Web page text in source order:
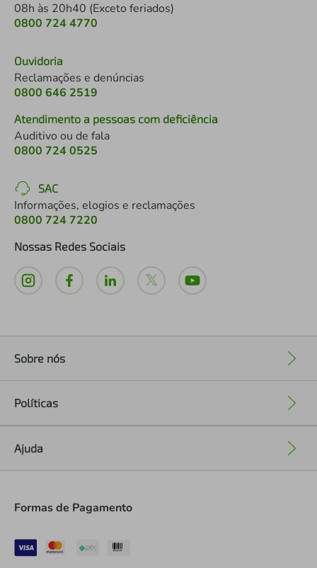
08h às 20h40 (Exceto feriados)
0800 724 4770
Ouvidoria
Reclamações e denúncias
0800 646 2519
Atendimento a pessoas com deficiência
Auditivo ou de fala
0800 724 0525
SAC
Informações, elogios e reclamações
0800 724 7220
Nossas Redes Sociais
Sobre nós
Políticas
Ajuda
Formas de Pagamento